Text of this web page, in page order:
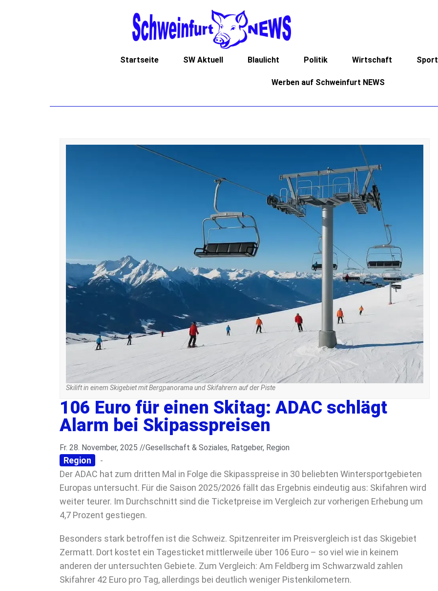
Startseite SW Aktuell Blaulicht Politik Wirtschaft Sport
Werben auf Schweinfurt NEWS
Skilift in einem Skigebiet mit Bergpanorama und Skifahrern auf der Piste
106 Euro für einen Skitag: ADAC schlägt
Alarm bei Skipasspreisen
Fr. 28. November, 2025 //Gesellschaft & Soziales, Ratgeber, Region
Region
-
Der ADAC hat zum dritten Mal in Folge die Skipasspreise in 30 beliebten Wintersportgebieten
Europas untersucht. Für die Saison 2025/2026 fällt das Ergebnis eindeutig aus: Skifahren wird
weiter teurer. Im Durchschnitt sind die Ticketpreise im Vergleich zur vorherigen Erhebung um
4,7 Prozent gestiegen.
Besonders stark betroffen ist die Schweiz. Spitzenreiter im Preisvergleich ist das Skigebiet
Zermatt. Dort kostet ein Tagesticket mittlerweile über 106 Euro – so viel wie in keinem
anderen der untersuchten Gebiete. Zum Vergleich: Am Feldberg im Schwarzwald zahlen
Skifahrer 42 Euro pro Tag, allerdings bei deutlich weniger Pistenkilometern.